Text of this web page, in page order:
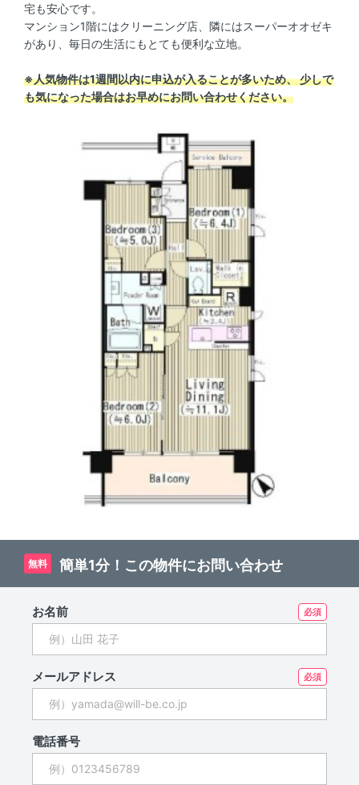
宅も安心です。
マンション1階にはクリーニング店、隣にはスーパーオオゼキ
があり、毎日の生活にもとても便利な立地。
※人気物件は1週間以内に申込が入ることが多いため、 少しで
も気になった場合はお早めにお問い合わせください。
無料 簡単1分！この物件にお問い合わせ
お名前
メールアドレス
電話番号